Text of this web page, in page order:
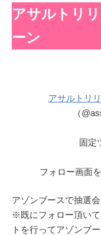
アサルトリ
ーン
アサルトリ
（
固定
フォロー画面
アゾンブースで抽選
※既にフォロー頂い
トを行ってアゾンブ